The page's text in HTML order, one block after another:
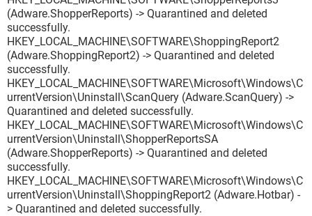
(Adware.ShopperReports) -> Quarantined and deleted
successfully.
HKEY_LOCAL_MACHINE\SOFTWARE\ShoppingReport2
(Adware.ShoppingReport2) -> Quarantined and deleted
successfully.
HKEY_LOCAL_MACHINE\SOFTWARE\Microsoft\Windows\C
urrentVersion\Uninstall\ScanQuery (Adware.ScanQuery) ->
Quarantined and deleted successfully.
HKEY_LOCAL_MACHINE\SOFTWARE\Microsoft\Windows\C
urrentVersion\Uninstall\ShopperReportsSA
(Adware.ShopperReports) -> Quarantined and deleted
successfully.
HKEY_LOCAL_MACHINE\SOFTWARE\Microsoft\Windows\C
urrentVersion\Uninstall\ShoppingReport2 (Adware.Hotbar) -
> Quarantined and deleted successfully.